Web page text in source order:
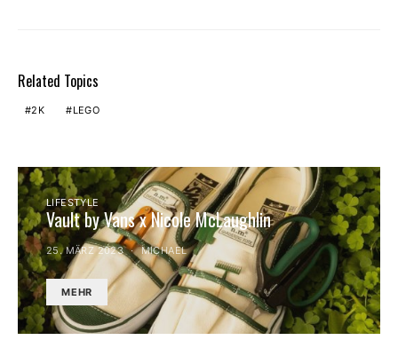
Related Topics
2K LEGO
LIFESTYLE
Vault by Vans x Nicole McLaughlin
25. MÄRZ 2023 MICHAEL
MEHR